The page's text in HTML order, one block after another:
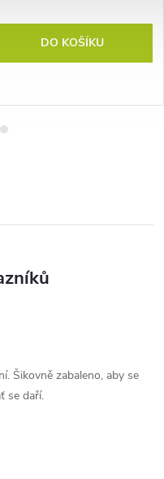
DO KOŠÍKU
Šikovně zabaleno, aby se
se daří.